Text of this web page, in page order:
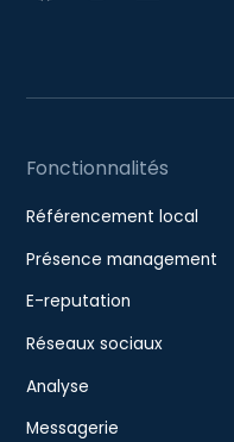
Fonctionnalités
Référencement local
Présence management
E-reputation
Réseaux sociaux
Analyse
Messagerie